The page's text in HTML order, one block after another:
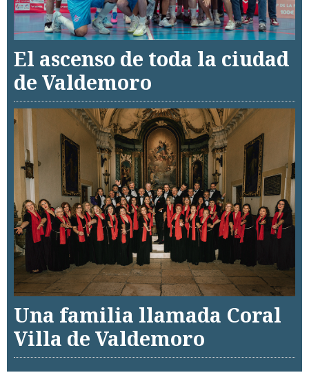
El ascenso de toda la ciudad
de Valdemoro
Una familia llamada Coral
Villa de Valdemoro